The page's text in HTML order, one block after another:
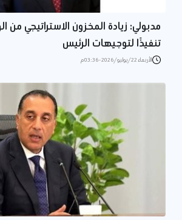
مدبولي: زيادة المخزون الاستراتيجي من
تنفيذًا لتوجيهات الرئيس
الأربعاء 22/يوليو/2026 - 03:36 م